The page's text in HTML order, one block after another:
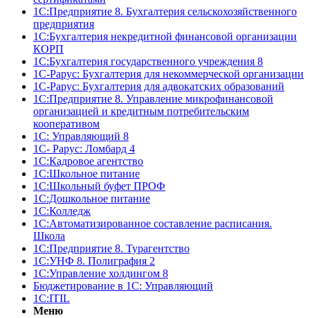
1С:Предприятие 8. Бухгалтерия сельскохозяйственного
предприятия
1C:Бухгалтерия некредитной финансовой организации
КОРП
1С:Бухгалтерия государственного учреждения 8
1С-Рарус: Бухгалтерия для некоммерческой организации
1С-Рарус: Бухгалтерия для адвокатских образований
1С:Предприятие 8. Управление микрофинансовой
организацией и кредитным потребительским
кооперативом
1С: Управляющий 8
1С- Рарус: Ломбард 4
1С:Кадровое агентство
1С:Школьное питание
1С:Школьный буфет ПРОФ
1C:Дошкольное питание
1С:Колледж
1С:Автоматизированное составление расписания.
Школа
1С:Предприятие 8. Турагентство
1С:УНФ 8. Полиграфия 2
1С:Управление холдингом 8
Бюджетирование в 1С: Управляющий
1С:ITIL
Меню